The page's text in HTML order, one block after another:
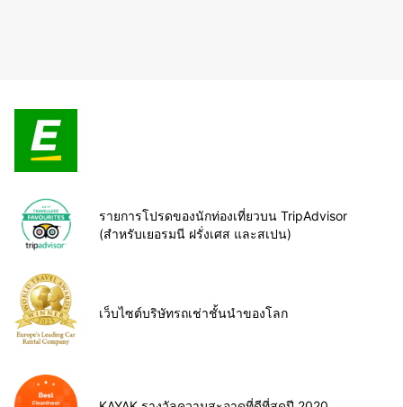
รายการโปรดของนักท่องเที่ยวบน TripAdvisor
(สำหรับเยอรมนี ฝรั่งเศส และสเปน)
เว็บไซต์บริษัทรถเช่าชั้นนำของโลก